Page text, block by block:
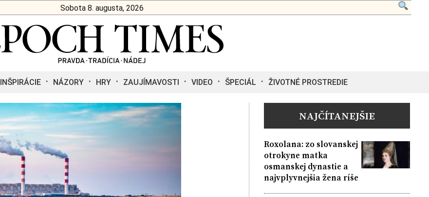
Sobota 8. augusta, 2026
INŠPIRÁCIE NÁZORY HRY ZAUJÍMAVOSTI VIDEO ŠPECIÁL ŽIVOTNÉ PROSTREDIE
NAJČÍTANEJŠIE
Roxolana: zo slovanskej
otrokyne matka
osmanskej dynastie a
najvplyvnejšia žena ríše